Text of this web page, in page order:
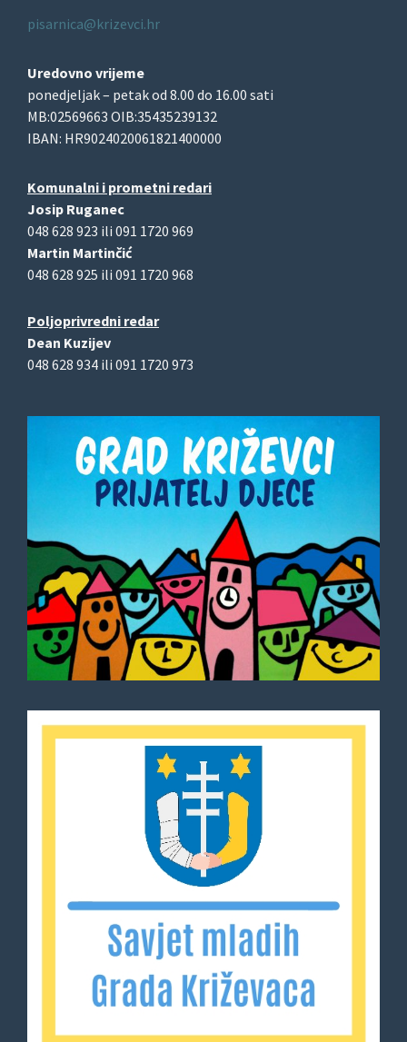
pisarnica@krizevci.hr
Uredovno vrijeme
ponedjeljak – petak od 8.00 do 16.00 sati
MB:02569663 OIB:35435239132
IBAN: HR9024020061821400000
Komunalni i prometni redari
Josip Ruganec
048 628 923 ili 091 1720 969
Martin Martinčić
048 628 925 ili 091 1720 968
Poljoprivredni redar
Dean Kuzijev
048 628 934 ili 091 1720 973